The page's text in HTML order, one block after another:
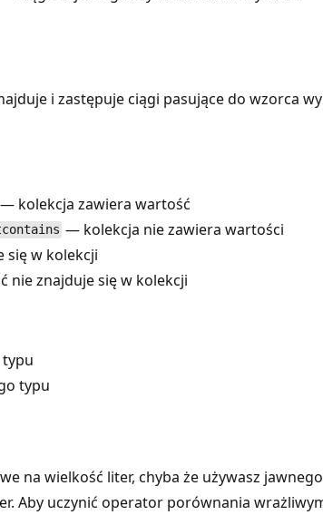
i zastępuje ciągi pasujące do wzorca
— kolekcja zawiera wartość
— kolekcja nie zawiera wartości
w kolekcji
nie znajduje się w kolekcji
typu
na wielkość liter, chyba że używasz jawnego
Aby uczynić operator porównania